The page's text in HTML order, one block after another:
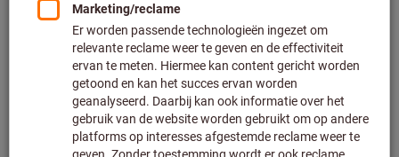
4 varianten
€ 466,00
Excl. BTWExcl. verzendkosten
Naar de varianten